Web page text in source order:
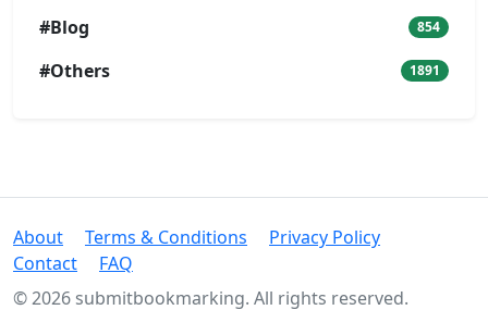
#Blog 854
#Others 1891
About Terms & Conditions
Privacy Policy
Contact
FAQ
© 2026 submitbookmarking. All rights reserved.